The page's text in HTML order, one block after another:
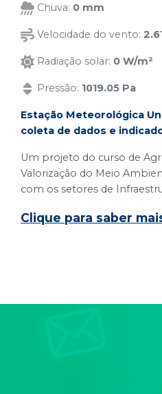
Chuva: 0 mm
Velocidade do vento:
Radiação solar: 0 W/m²
Pressão: 1019.05 Pa
Estação Meteorológica
coleta de dados e
Um projeto do curso de
Valorização do Meio
com os setores de
Clique para saber